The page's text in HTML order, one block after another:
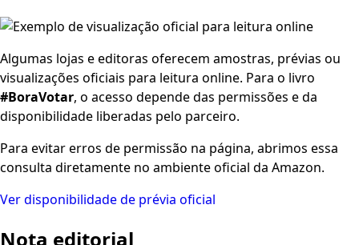
Algumas lojas e editoras oferecem amostras, prévias ou
visualizações oficiais para leitura online. Para o livro
#BoraVotar, o acesso depende das permissões e da
disponibilidade liberadas pelo parceiro.
Para evitar erros de permissão na página, abrimos essa
consulta diretamente no ambiente oficial da Amazon.
Ver disponibilidade de prévia oficial
Nota editorial